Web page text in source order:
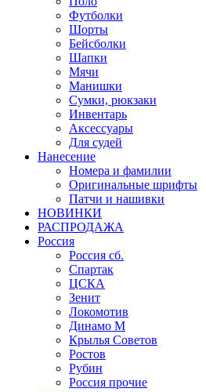
Футболки
Шорты
Бейсболки
Шапки
Мячи
Манишки
Сумки, рюкзаки
Инвентарь
Аксессуары
Для судей
Нанесение
Номера и фамилии
Оригинальные шрифты
Патчи и нашивки
НОВИНКИ
РАСПРОДАЖА
Россия
Россия сб.
Спартак
ЦСКА
Зенит
Локомотив
Динамо М
Крылья Советов
Ростов
Рубин
Россия прочие